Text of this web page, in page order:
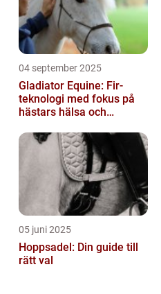
04 september 2025
Gladiator Equine: Fir-
teknologi med fokus på
hästars hälsa och
05 juni 2025
Hoppsadel: Din guide till
rätt val